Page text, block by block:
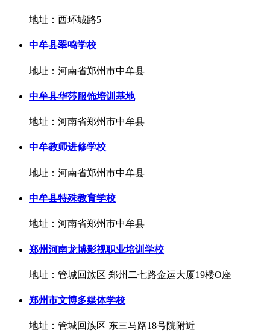
地址：西环城路5
中牟县翠鸣学校
地址：河南省郑州市中牟县
中牟县华莎服饰培训基地
地址：河南省郑州市中牟县
中牟教师进修学校
地址：河南省郑州市中牟县
中牟县特殊教育学校
地址：河南省郑州市中牟县
郑州河南龙博影视职业培训学校
地址：管城回族区 郑州二七路金运大厦19楼O座
郑州市文博多媒体学校
地址：管城回族区 东三马路18号院附近